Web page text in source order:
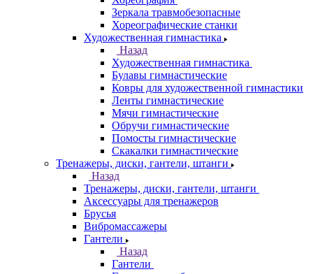
Зеркала травмобезопасные
Хореографические станки
Художественная гимнастика
Назад
Художественная гимнастика
Булавы гимнастические
Ковры для художественной гимнастики
Ленты гимнастические
Мячи гимнастические
Обручи гимнастические
Помосты гимнастические
Скакалки гимнастические
Тренажеры, диски, гантели, штанги
Назад
Тренажеры, диски, гантели, штанги
Аксессуары для тренажеров
Брусья
Вибромассажеры
Гантели
Назад
Гантели